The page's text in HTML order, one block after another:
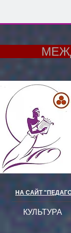
НА САЙТ
КУЛЬТУРА